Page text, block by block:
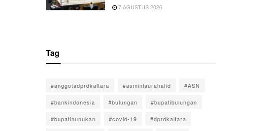
7 AGUSTUS 2026
Tag
#anggotadprdkaltara #asminlaurahafid #ASN
#bankindonesia #bulungan #bupatibulungan
#bupatinunukan #covid-19 #dprdkaltara